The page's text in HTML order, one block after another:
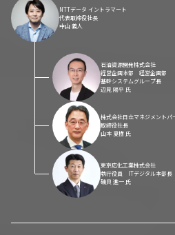
NTTデータ イントラマート
代表取締役社長
中山 義人
石油資源開発株式会社
経営企画本部 経営企画部
基幹システムグループ長
辺見 陽平 氏
株式会社日立マネジメントパ
取締役社長
山本 夏樹 氏
東京応化工業株式会社
執行役員 ITデジタル本部長
磯貝 進一 氏